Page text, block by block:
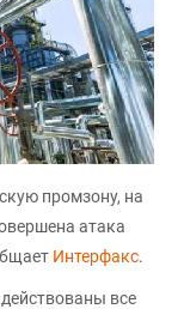
промзону, на
атака
Интерфакс.
все